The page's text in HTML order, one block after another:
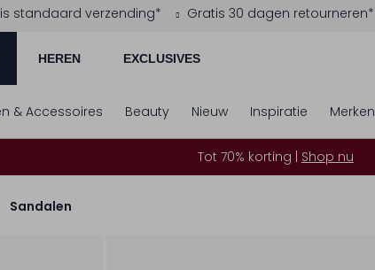
standaard verzending* Gratis 30 dagen retourneren*
HEREN EXCLUSIVES
& Accessoires Beauty Nieuw Inspiratie Merken
Tot 70% korting | Shop nu
Sandalen